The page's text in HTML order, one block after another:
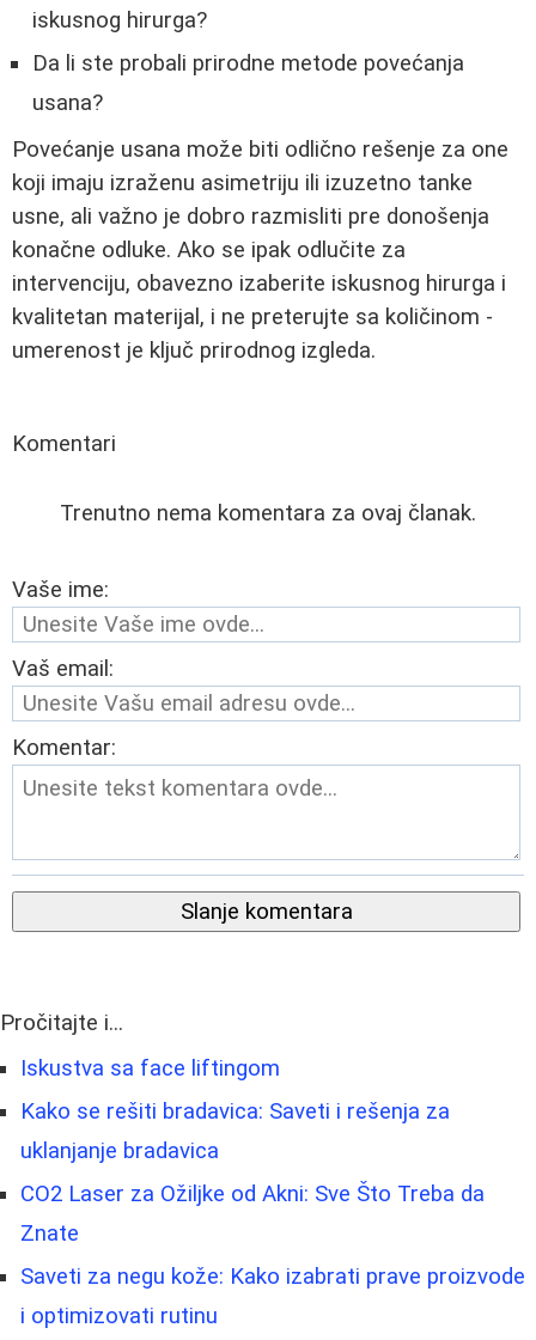
iskusnog hirurga?
Da li ste probali prirodne metode povećanja
usana?
Povećanje usana može biti odlično rešenje za one
koji imaju izraženu asimetriju ili izuzetno tanke
usne, ali važno je dobro razmisliti pre donošenja
konačne odluke. Ako se ipak odlučite za
intervenciju, obavezno izaberite iskusnog hirurga i
kvalitetan materijal, i ne preterujte sa količinom -
umerenost je ključ prirodnog izgleda.
Komentari
Trenutno nema komentara za ovaj članak.
Vaše ime:
Vaš email:
Komentar:
Slanje komentara
Pročitajte i...
Iskustva sa face liftingom
Kako se rešiti bradavica: Saveti i rešenja za
uklanjanje bradavica
CO2 Laser za Ožiljke od Akni: Sve Što Treba da
Znate
Saveti za negu kože: Kako izabrati prave proizvode
i optimizovati rutinu